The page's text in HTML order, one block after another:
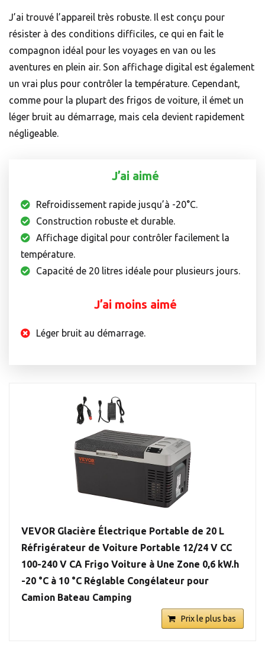
J’ai trouvé l’appareil très robuste. Il est conçu pour
résister à des conditions difficiles, ce qui en fait le
compagnon idéal pour les voyages en van ou les
aventures en plein air. Son affichage digital est également
un vrai plus pour contrôler la température. Cependant,
comme pour la plupart des frigos de voiture, il émet un
léger bruit au démarrage, mais cela devient rapidement
négligeable.
J’ai aimé
Refroidissement rapide jusqu’à -20°C.
Construction robuste et durable.
Affichage digital pour contrôler facilement la
température.
Capacité de 20 litres idéale pour plusieurs jours.
J’ai moins aimé
Léger bruit au démarrage.
VEVOR Glacière Électrique Portable de 20 L
Réfrigérateur de Voiture Portable 12/24 V CC
100-240 V CA Frigo Voiture à Une Zone 0,6 kW.h
-20 °C à 10 °C Réglable Congélateur pour
Camion Bateau Camping
Prix le plus bas